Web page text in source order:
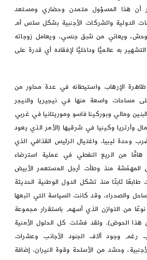
أن هذا المسؤول متمدن وحضاري ومستعد
الدولية والشركات الأجنبية بشكل سلس أم
ويعاني من شبق جنسي، ويعامل زوجاته
به عالميًّا وداخليًّا لإفقاده أي قدرة على
الإرهاب واستيطانه في عدة محاور من
مساحات واسعة منها في نيجيريا والنيجر
ومالي وبوركينا فاسو وموريتانيا في غربي
وأرتريا وكينيا في شرقيها (الأمر الذي يعود
وحدة ليبيا، واغتيال الرئيس القذافي الذي
من الريع النفطي في عملية استرضاء
المهمّشة منذ وطأت أرجل المستعمر الأبيض
طابعًا ثابتًا منذ تشكل الدول الوطنية الحديثة
والصحراء، وقد كانت السياسة التي اتبعها
من التوازن الذي أسهم باستقرار مجموعة
هذا الحوض). ولقد فشلت كل الحلول الأمنية
رغم وجود ألاف الجنود الأجانب وعشرات
وحشد من الأسلحة وقوة النيران، إضافة